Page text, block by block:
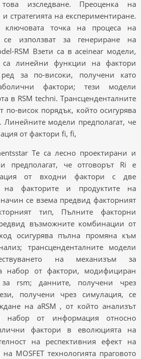
изследване. Преоценка на
стратегията на експериментиране.
ключовата точка на процеса на
използват за генериране на
RSM Взети са в aceinear модели,
са линейни функции на фактори
за по-високи, получени като
фактори; тези модели
в RSM techni. Трансценденталните
по-висок порядък, който осигурява
Линейните модели предполагат, че
от фактори fi, fi,
Те са лесно проектирани и
предполагат, че отговорът Ri е
от входни фактори с две
на факторите и продуктите на
се взема предвид факторният
тип, Пълните факторни
възможните комбинации от
осигурява пълна промяна към
трансценденталните модели
на механизъм за
набор от фактори, модифициран
rsm; данните, получени чрез
получени чрез симулация, се
на aRSM , от който анализът
от информация относно
фактори в еволюцията на
на респективния ефект на
MOSFET технологията праговото